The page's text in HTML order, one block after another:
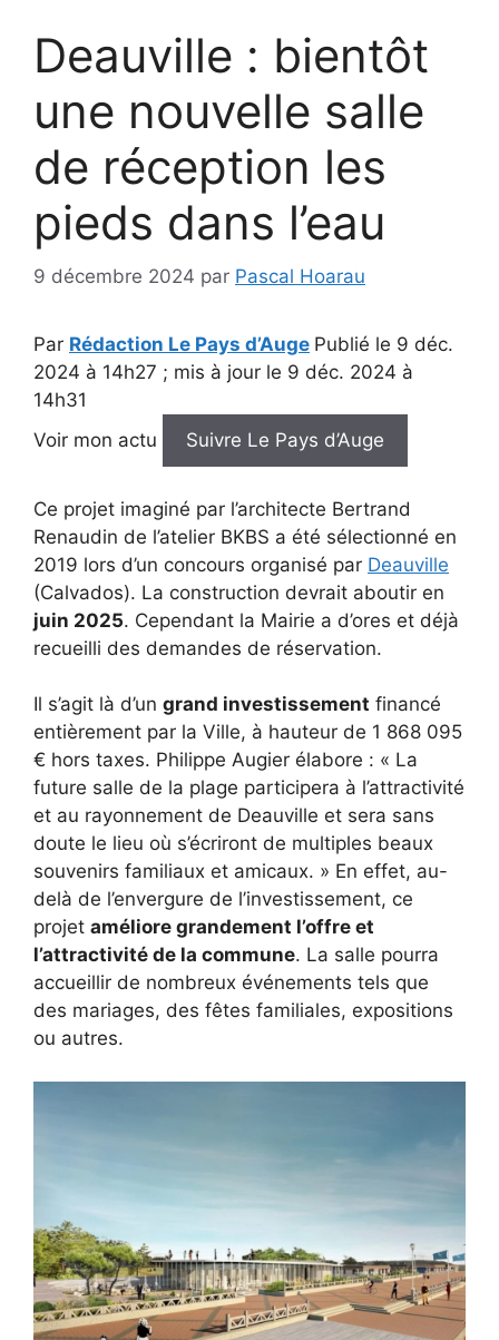
Deauville : bientôt
une nouvelle salle
de réception les
pieds dans l’eau
9 décembre 2024 par Pascal Hoarau
Par Rédaction Le Pays d’Auge Publié le 9 déc.
2024 à 14h27 ; mis à jour le 9 déc. 2024 à
14h31
Voir mon actu
Suivre Le Pays d’Auge
Ce projet imaginé par l’architecte Bertrand
Renaudin de l’atelier BKBS a été sélectionné en
2019 lors d’un concours organisé par Deauville
(Calvados). La construction devrait aboutir en
juin 2025. Cependant la Mairie a d’ores et déjà
recueilli des demandes de réservation.
Il s’agit là d’un grand investissement financé
entièrement par la Ville, à hauteur de 1 868 095
€ hors taxes. Philippe Augier élabore : « La
future salle de la plage participera à l’attractivité
et au rayonnement de Deauville et sera sans
doute le lieu où s’écriront de multiples beaux
souvenirs familiaux et amicaux. » En effet, au-
delà de l’envergure de l’investissement, ce
projet améliore grandement l’offre et
l’attractivité de la commune. La salle pourra
accueillir de nombreux événements tels que
des mariages, des fêtes familiales, expositions
ou autres.